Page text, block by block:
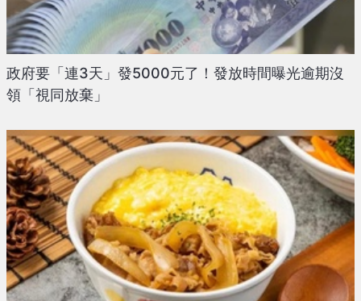
政府要「連3天」發5000元了！發放時間曝光逾期沒
領「視同放棄」